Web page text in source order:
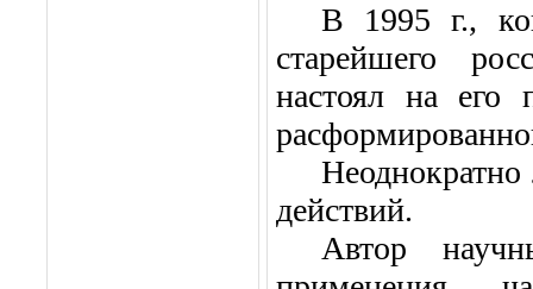
В 1995 г.,
старейшего
настоял на его
действий.
Автор